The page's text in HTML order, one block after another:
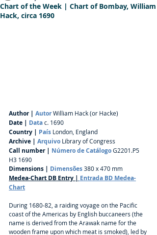
Chart of the Week | Chart of Bombay, William
Hack, circa 1690
Author | Autor William Hack (or Hacke)
Date | Data c. 1690
Country | País London, England
Archive | Arquivo Library of Congress
Call number | Número de CatálogoG2201.P5
H3 1690
Dimensions | Dimensões 380 x 470 mm
Medea-Chart DB Entry | Entrada BD Medea-
Chart
During 1680-82, a raiding voyage on the Pacific
coast of the Americas by English buccaneers (the
name is derived from the Arawak name for the
wooden frame upon which meat is smoked), led by